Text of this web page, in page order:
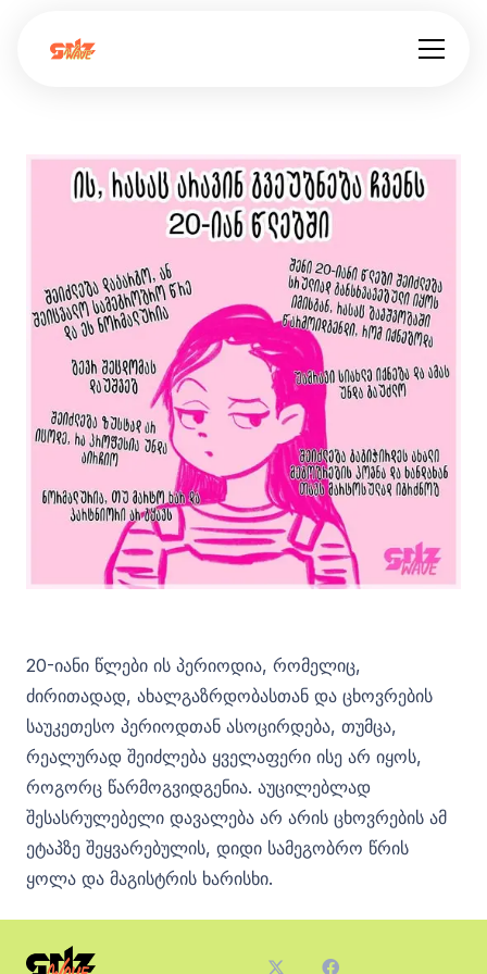
20-იანი წლები ის პერიოდია, რომელიც,
ძირითადად, ახალგაზრდობასთან და ცხოვრების
საუკეთესო პერიოდთან ასოცირდება, თუმცა,
რეალურად შეიძლება ყველაფერი ისე არ იყოს,
როგორც წარმოგვიდგენია. აუცილებლად
შესასრულებელი დავალება არ არის ცხოვრების ამ
ეტაპზე შეყვარებულის, დიდი სამეგობრო წრის
ყოლა და მაგისტრის ხარისხი.